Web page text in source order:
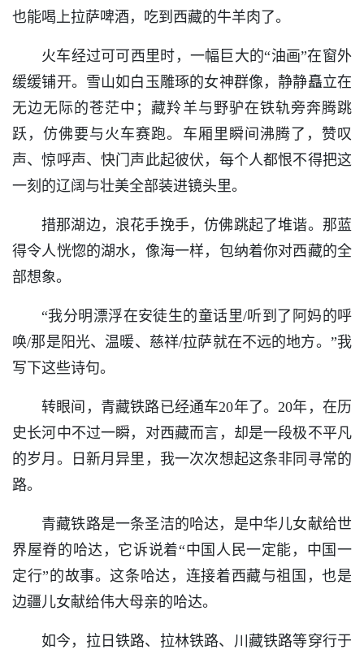
也能喝上拉萨啤酒，吃到西藏的牛羊肉了。
火车经过可可西里时，一幅巨大的“油画”在窗外
缓缓铺开。雪山如白玉雕琢的女神群像，静静矗立在
无边无际的苍茫中；藏羚羊与野驴在铁轨旁奔腾跳
跃，仿佛要与火车赛跑。车厢里瞬间沸腾了，赞叹
声、惊呼声、快门声此起彼伏，每个人都恨不得把这
一刻的辽阔与壮美全部装进镜头里。
措那湖边，浪花手挽手，仿佛跳起了堆谐。那蓝
得令人恍惚的湖水，像海一样，包纳着你对西藏的全
部想象。
“我分明漂浮在安徒生的童话里/听到了阿妈的呼
唤/那是阳光、温暖、慈祥/拉萨就在不远的地方。”我
写下这些诗句。
转眼间，青藏铁路已经通车20年了。20年，在历
史长河中不过一瞬，对西藏而言，却是一段极不平凡
的岁月。日新月异里，我一次次想起这条非同寻常的
路。
青藏铁路是一条圣洁的哈达，是中华儿女献给世
界屋脊的哈达，它诉说着“中国人民一定能，中国一
定行”的故事。这条哈达，连接着西藏与祖国，也是
边疆儿女献给伟大母亲的哈达。
如今，拉日铁路、拉林铁路、川藏铁路等穿行于